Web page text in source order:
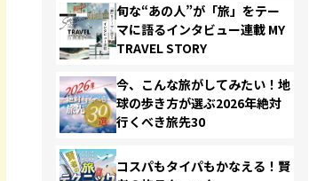
旬な“あの人”が「旅」をテー
マに語るインタビュー連載 MY
TRAVEL STORY
今、こんな旅がしてみたい！地
球の歩き方が選ぶ2026年絶対
行くべき旅先30
コスパもタイパもかなえる！賢